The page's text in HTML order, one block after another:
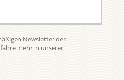
Newsletter der
mehr in unserer